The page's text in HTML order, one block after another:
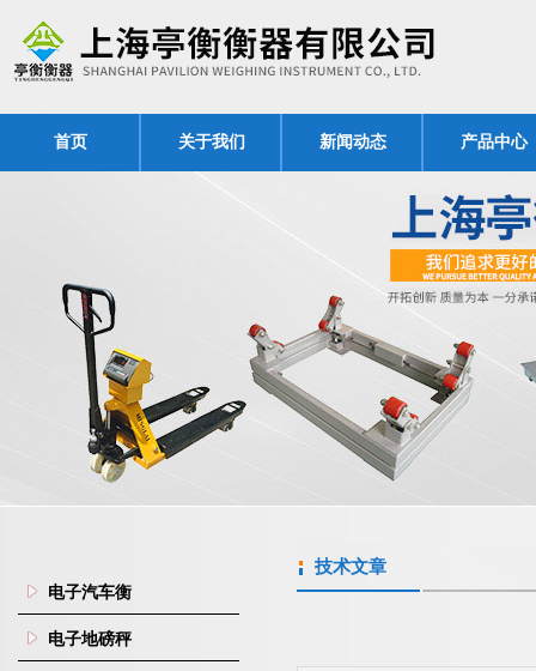
首页 关于我们 新闻动态 产品中心
电子汽车衡
电子地磅秤
技术文章